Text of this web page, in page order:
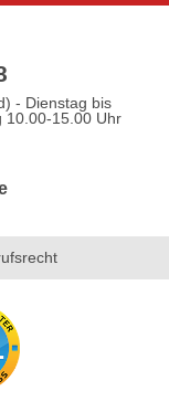
- Dienstag bis
10.00-15.00 Uhr